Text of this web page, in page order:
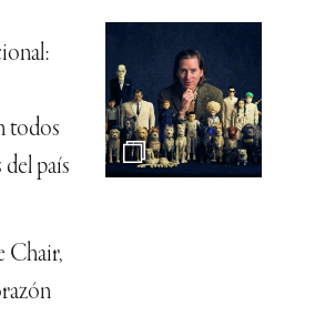
todos
país
Chair,